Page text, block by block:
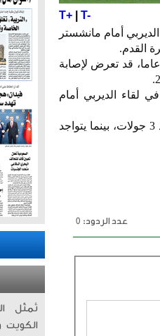
T+| T-
أمام مانشستر
القدم.
وأفاد مانشستر ستي في بيان عبر موقعه الرسمي، أن اللاعب المصري البالغ من العمر 26عاما، قد تعرض لإصابة
الديربي أمام
يذكر أن مانشستر سيتي يحتل حاليا المركز الثالث في الدوري الإنجليزي برصيد 9 نقاط بعد 3 جولات، بينما يتواجد
عدد الردود: 0
تُمثّل
الكويت